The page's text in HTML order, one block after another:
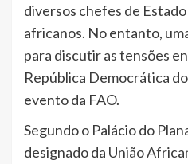
diversos chefes de
africanos. No entanto,
para discutir as tensões
República Democrática
evento da FAO.
Segundo o Palácio do
designado da União